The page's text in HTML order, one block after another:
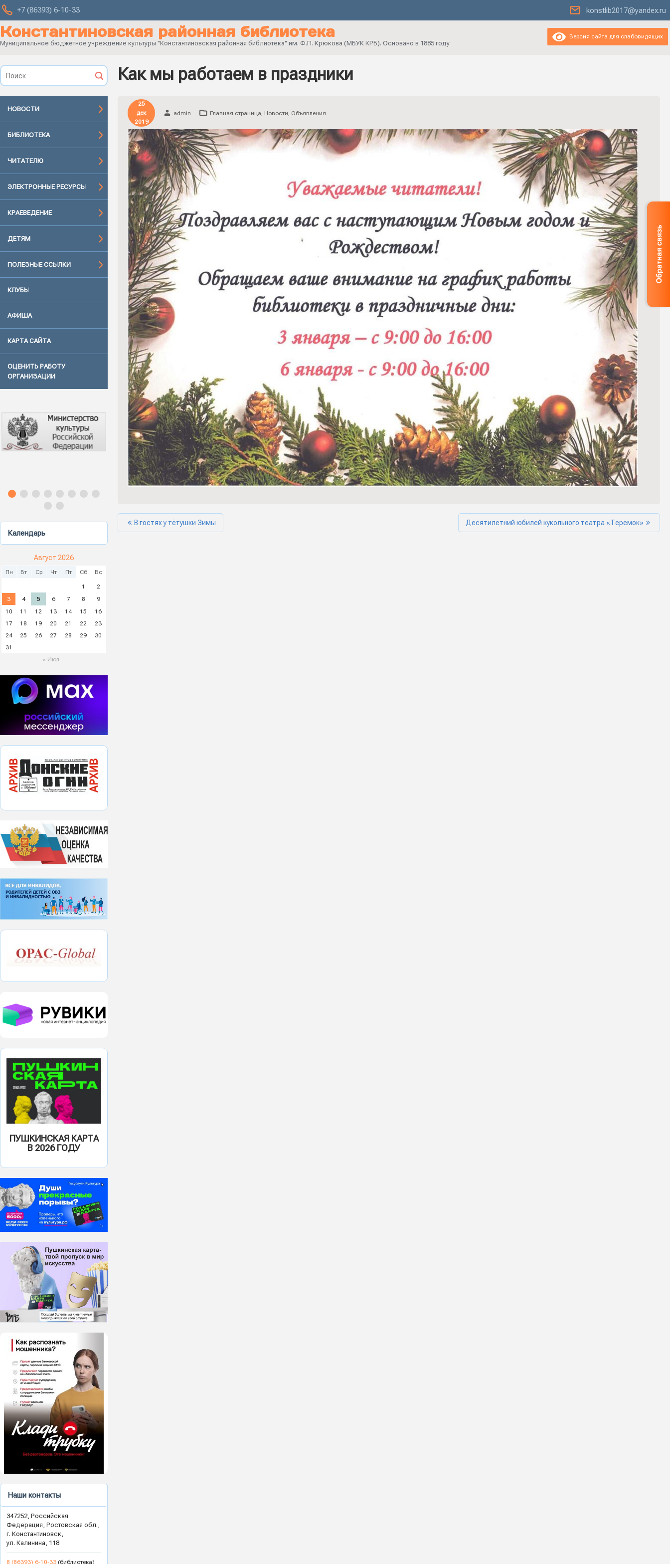
+7 (86393) 6-10-33 konstlib2017@yandex.ru
Константиновская районная библиотека
Муниципальное бюджетное учреждение культуры "Константиновская районная библиотека" им. Ф.П. Крюкова (МБУК КРБ). Основано в 1885 году
Версия сайта для слабовидящих
НОВОСТИ
БИБЛИОТЕКА
ЧИТАТЕЛЮ
ЭЛЕКТРОННЫЕ РЕСУРСЫ
КРАЕВЕДЕНИЕ
ДЕТЯМ
ПОЛЕЗНЫЕ ССЫЛКИ
КЛУБЫ
АФИША
КАРТА САЙТА
ОЦЕНИТЬ РАБОТУ
ОРГАНИЗАЦИИ
Календарь
Август 2026
Пн Вт Ср Чт Пт Сб Вс
1
2
3
4 5 6 7 8
9
10
11 12 13 14 15
16
17
18 19 20 21 22
23
24
25 26 27 28 29
30
31
« Июл
ПУШКИНСКАЯ КАРТА
В 2026 ГОДУ
Наши контакты
347252, Российская
Федерация, Ростовская обл.,
г. Константиновск,
ул. Калинина, 118
8 (86393) 6-10-33 (библиотека)
Как мы работаем в праздники
25
дек
2019
admin Главная страница, Новости, Объявления
В гостях у тётушки Зимы Десятилетний юбилей кукольного театра «Теремок»